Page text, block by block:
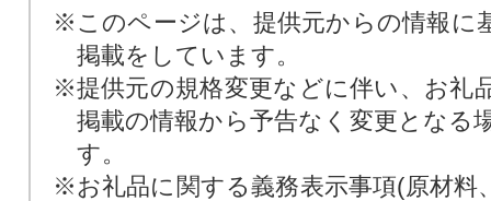
※このページは、提供元からの情報に
掲載をしています。
※提供元の規格変更などに伴い、お礼
掲載の情報から予告なく変更となる
す。
※お礼品に関する義務表示事項(原材料